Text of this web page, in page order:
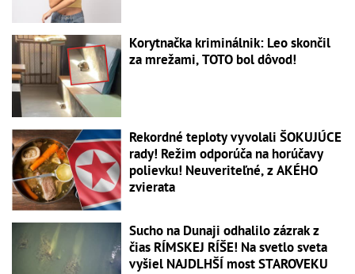
Korytnačka kriminálnik: Leo skončil
za mrežami, TOTO bol dôvod!
Rekordné teploty vyvolali ŠOKUJÚCE
rady! Režim odporúča na horúčavy
polievku! Neuveriteľné, z AKÉHO
zvierata
Sucho na Dunaji odhalilo zázrak z
čias RÍMSKEJ RÍŠE! Na svetlo sveta
vyšiel NAJDLHŠÍ most STAROVEKU